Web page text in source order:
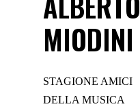
MIODINI
STAGIONE AMICI
DELLA MUSICA